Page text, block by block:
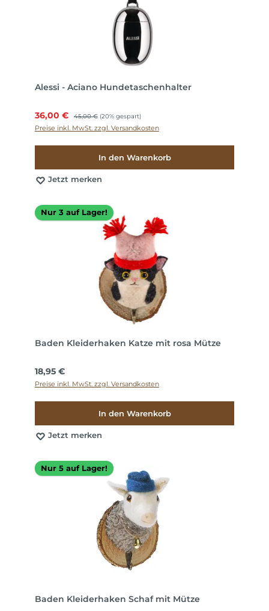
Alessi - Aciano Hundetaschenhalter
Verkaufspreis:
36,00 € Regulärer Preis:
45,00 € (20% gespart)
Preise inkl. MwSt. zzgl. Versandkosten
In den Warenkorb
Jetzt merken
Nur 3 auf Lager!
Baden Kleiderhaken Katze mit rosa Mütze
Regulärer Preis:
18,95 €
Preise inkl. MwSt. zzgl. Versandkosten
In den Warenkorb
Jetzt merken
Nur 5 auf Lager!
Baden Kleiderhaken Schaf mit Mütze